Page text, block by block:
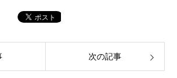
次の記事